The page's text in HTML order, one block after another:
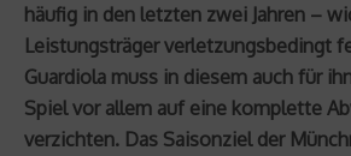
häufig in den letzten zwei Jahren –
Leistungsträger verletzungsbedingt
Guardiola muss in diesem auch für
Spiel vor allem auf eine komplette
verzichten. Das Saisonziel der